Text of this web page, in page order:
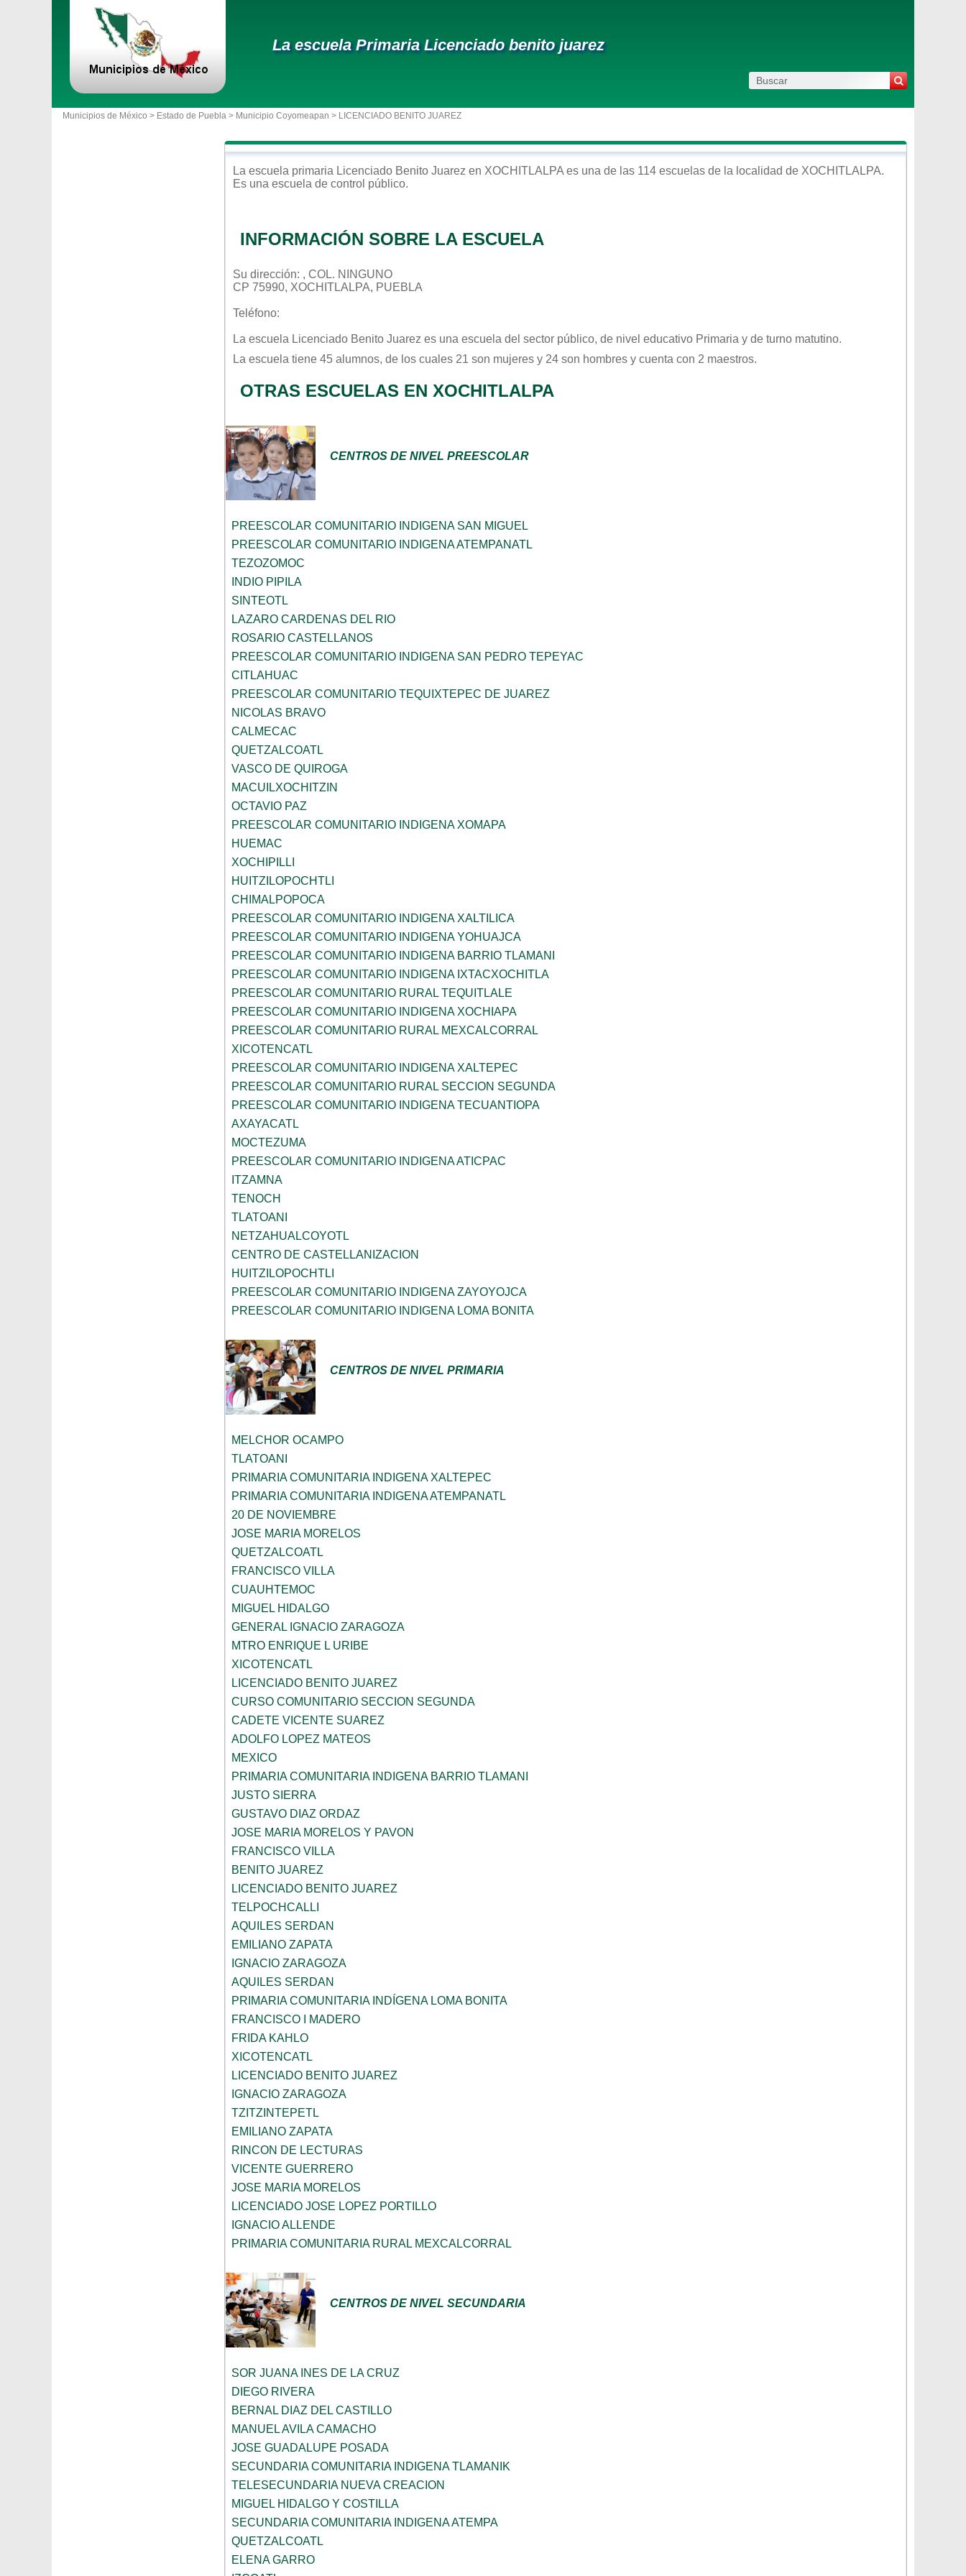
La escuela Primaria Licenciado benito juarez
Municipios de México > Estado de Puebla > Municipio Coyomeapan > LICENCIADO BENITO JUAREZ
La escuela primaria Licenciado Benito Juarez en XOCHITLALPA es una de las 114 escuelas de la localidad de XOCHITLALPA.
Es una escuela de control público.
INFORMACIÓN SOBRE LA ESCUELA
Su dirección: , COL. NINGUNO
CP 75990, XOCHITLALPA, PUEBLA
Teléfono:
La escuela Licenciado Benito Juarez es una escuela del sector público, de nivel educativo Primaria y de turno matutino.
La escuela tiene 45 alumnos, de los cuales 21 son mujeres y 24 son hombres y cuenta con 2 maestros.
OTRAS ESCUELAS EN XOCHITLALPA
CENTROS DE NIVEL PREESCOLAR
PREESCOLAR COMUNITARIO INDIGENA SAN MIGUEL
PREESCOLAR COMUNITARIO INDIGENA ATEMPANATL
TEZOZOMOC
INDIO PIPILA
SINTEOTL
LAZARO CARDENAS DEL RIO
ROSARIO CASTELLANOS
PREESCOLAR COMUNITARIO INDIGENA SAN PEDRO TEPEYAC
CITLAHUAC
PREESCOLAR COMUNITARIO TEQUIXTEPEC DE JUAREZ
NICOLAS BRAVO
CALMECAC
QUETZALCOATL
VASCO DE QUIROGA
MACUILXOCHITZIN
OCTAVIO PAZ
PREESCOLAR COMUNITARIO INDIGENA XOMAPA
HUEMAC
XOCHIPILLI
HUITZILOPOCHTLI
CHIMALPOPOCA
PREESCOLAR COMUNITARIO INDIGENA XALTILICA
PREESCOLAR COMUNITARIO INDIGENA YOHUAJCA
PREESCOLAR COMUNITARIO INDIGENA BARRIO TLAMANI
PREESCOLAR COMUNITARIO INDIGENA IXTACXOCHITLA
PREESCOLAR COMUNITARIO RURAL TEQUITLALE
PREESCOLAR COMUNITARIO INDIGENA XOCHIAPA
PREESCOLAR COMUNITARIO RURAL MEXCALCORRAL
XICOTENCATL
PREESCOLAR COMUNITARIO INDIGENA XALTEPEC
PREESCOLAR COMUNITARIO RURAL SECCION SEGUNDA
PREESCOLAR COMUNITARIO INDIGENA TECUANTIOPA
AXAYACATL
MOCTEZUMA
PREESCOLAR COMUNITARIO INDIGENA ATICPAC
ITZAMNA
TENOCH
TLATOANI
NETZAHUALCOYOTL
CENTRO DE CASTELLANIZACION
HUITZILOPOCHTLI
PREESCOLAR COMUNITARIO INDIGENA ZAYOYOJCA
PREESCOLAR COMUNITARIO INDIGENA LOMA BONITA
CENTROS DE NIVEL PRIMARIA
MELCHOR OCAMPO
TLATOANI
PRIMARIA COMUNITARIA INDIGENA XALTEPEC
PRIMARIA COMUNITARIA INDIGENA ATEMPANATL
20 DE NOVIEMBRE
JOSE MARIA MORELOS
QUETZALCOATL
FRANCISCO VILLA
CUAUHTEMOC
MIGUEL HIDALGO
GENERAL IGNACIO ZARAGOZA
MTRO ENRIQUE L URIBE
XICOTENCATL
LICENCIADO BENITO JUAREZ
CURSO COMUNITARIO SECCION SEGUNDA
CADETE VICENTE SUAREZ
ADOLFO LOPEZ MATEOS
MEXICO
PRIMARIA COMUNITARIA INDIGENA BARRIO TLAMANI
JUSTO SIERRA
GUSTAVO DIAZ ORDAZ
JOSE MARIA MORELOS Y PAVON
FRANCISCO VILLA
BENITO JUAREZ
LICENCIADO BENITO JUAREZ
TELPOCHCALLI
AQUILES SERDAN
EMILIANO ZAPATA
IGNACIO ZARAGOZA
AQUILES SERDAN
PRIMARIA COMUNITARIA INDÍGENA LOMA BONITA
FRANCISCO I MADERO
FRIDA KAHLO
XICOTENCATL
LICENCIADO BENITO JUAREZ
IGNACIO ZARAGOZA
TZITZINTEPETL
EMILIANO ZAPATA
RINCON DE LECTURAS
VICENTE GUERRERO
JOSE MARIA MORELOS
LICENCIADO JOSE LOPEZ PORTILLO
IGNACIO ALLENDE
PRIMARIA COMUNITARIA RURAL MEXCALCORRAL
CENTROS DE NIVEL SECUNDARIA
SOR JUANA INES DE LA CRUZ
DIEGO RIVERA
BERNAL DIAZ DEL CASTILLO
MANUEL AVILA CAMACHO
JOSE GUADALUPE POSADA
SECUNDARIA COMUNITARIA INDIGENA TLAMANIK
TELESECUNDARIA NUEVA CREACION
MIGUEL HIDALGO Y COSTILLA
SECUNDARIA COMUNITARIA INDIGENA ATEMPA
QUETZALCOATL
ELENA GARRO